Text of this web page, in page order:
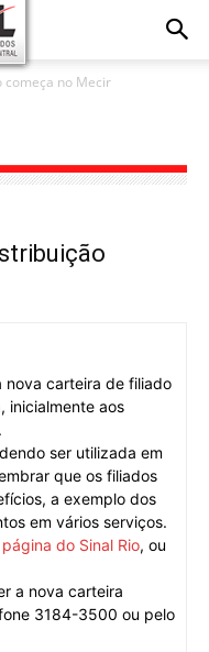
começa no Mecir
carteira de filiado
inicialmente aos
ser utilizada em
que os filiados
a exemplo dos
em vários serviços.
página do Sinal Rio, ou
a nova carteira
3184-3500 ou pelo